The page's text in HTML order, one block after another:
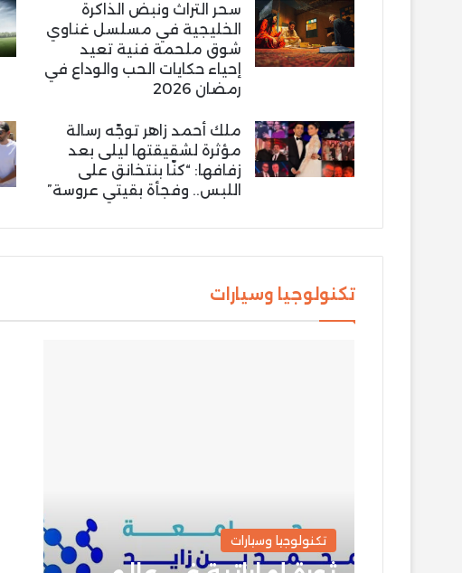
سحر التراث ونبض الذاكرة
الخليجية في مسلسل غناوي
شوق ملحمة فنية تعيد
إحياء حكايات الحب والوداع في
رمضان 2026
ملك أحمد زاهر توجّه رسالة
مؤثرة لشقيقتها ليلى بعد
زفافها: “كنّا بنتخانق على
اللبس.. وفجأة بقيتي عروسة”
تكنولوجيا وسيارات
تكنولوجيا وسيارات